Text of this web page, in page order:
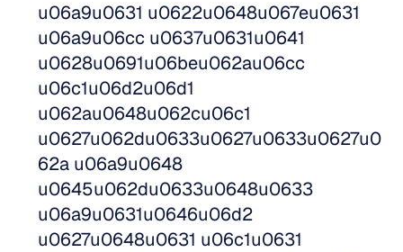
u06a9u0631 u0622u0648u067eu0631
u06a9u06cc u0637u0631u0641
u0628u0691u06beu062au06cc
u06c1u06d2u06d1
u062au0648u062cu06c1
u0627u062du0633u0627u0633u0627u0
62a u06a9u0648
u0645u062du0633u0648u0633
u06a9u0631u0646u06d2
u0627u0648u0631 u06c1u0631